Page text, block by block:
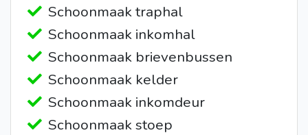
Schoonmaak traphal
Schoonmaak inkomhal
Schoonmaak brievenbussen
Schoonmaak kelder
Schoonmaak inkomdeur
Schoonmaak stoep